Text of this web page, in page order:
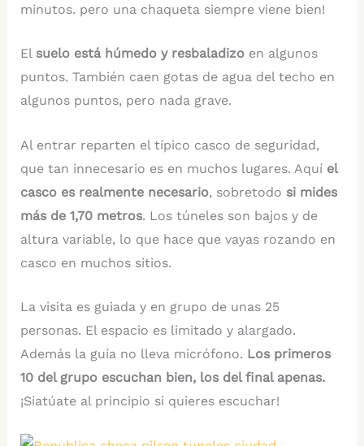
minutos. pero una chaqueta siempre viene bien!
El suelo está húmedo y resbaladizoen algunos
puntos. También caen gotas de agua del techo en
algunos puntos, pero nada grave.
Al entrar reparten el típico casco de seguridad,
que tan innecesario es en muchos lugares. Aquí el
casco es realmente necesario, sobretodo si mides
más de 1,70 metros. Los túneles son bajos y de
altura variable, lo que hace que vayas rozando en
casco en muchos sitios.
La visita es guiada y en grupo de unas 25
personas. El espacio es limitado y alargado.
Además la guía no lleva micrófono. Los primeros
10 del grupo escuchan bien, los del final apenas.
¡Siatúate al principio si quieres escuchar!